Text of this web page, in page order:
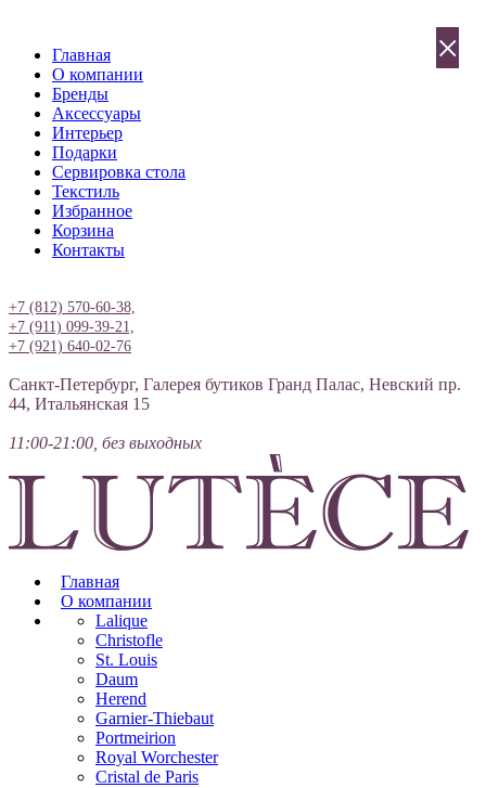
Главная
О компании
Бренды
Аксессуары
Интерьер
Подарки
Сервировка стола
Текстиль
Избранное
Корзина
Контакты
+7 (812) 570-60-38,
+7 (911) 099-39-21,
+7 (921) 640-02-76
Санкт-Петербург, Галерея бутиков Гранд Палас, Невский пр.
44, Итальянская 15
11:00-21:00, без выходных
Главная
О компании
Lalique
Christofle
St. Louis
Daum
Herend
Garnier-Thiebaut
Portmeirion
Royal Worchester
Cristal de Paris
×